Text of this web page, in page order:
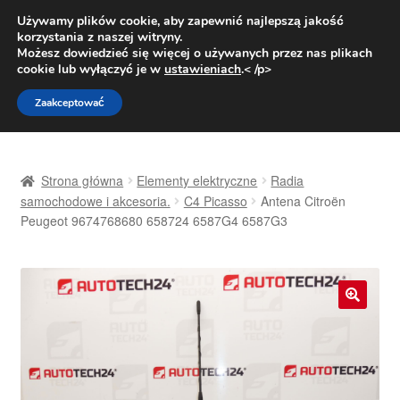
DOSTAWA od 31 zł
Pn.-pt. 9:00-16:00800 003 167
Przejdź
do
nawigacji
Przejdź
do
treści
Dostawa
Kontakt
O nas
Strona główna Elementy elektryczne
Radia
samochodowe i akcesoria.
C4 Picasso
Antena Citroën
Peugeot 9674768680 658724 6587G4 6587G3
Używamy plików cookie, aby zapewnić najlepszą jakość
korzystania z naszej witryny.
Możesz dowiedzieć się więcej o używanych przez nas plikach
cookie lub wyłączyć je w ustawieniach.< /p>
Zaakceptować